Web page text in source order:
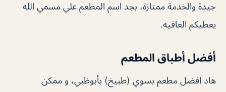
جيدة والخدمة ممتازة، بجد اسم المطعم علي مسمي الله
يعطيكم العافيه.
أفضل أطباق المطعم
هاد افضل مطعم بسوي (طبيخ) بأبوظبي، و ممكن